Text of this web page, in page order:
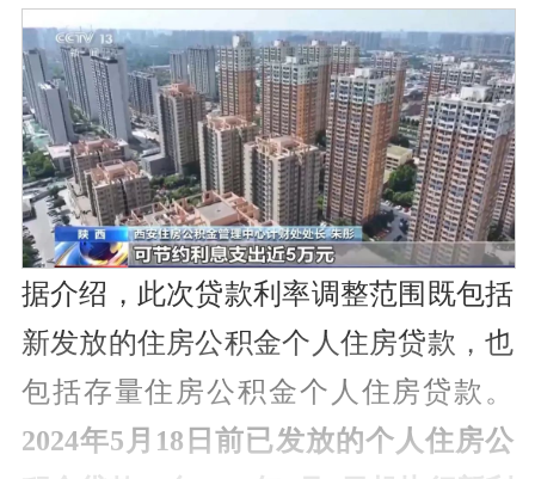
据介绍，此次贷款利率调整范围既包括
新发放的住房公积金个人住房贷款，也
包括存量住房公积金个人住房贷款。
2024年5月18日前已发放的个人住房公